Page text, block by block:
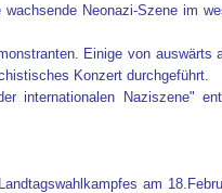
Neonazi-Szene im
Einige von
Konzert durchgeführt.
internationalen Naziszene"
am